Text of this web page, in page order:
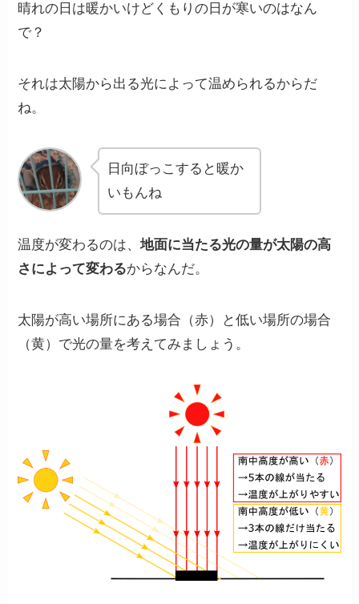
晴れの日は暖かいけどくもりの日が寒いのはなん
で？
それは太陽から出る光によって温められるからだ
ね。
日向ぼっこすると暖か
いもんね
温度が変わるのは、地面に当たる光の量が太陽の高
さによって変わるからなんだ。
太陽が高い場所にある場合（赤）と低い場所の場合
（黄）で光の量を考えてみましょう。